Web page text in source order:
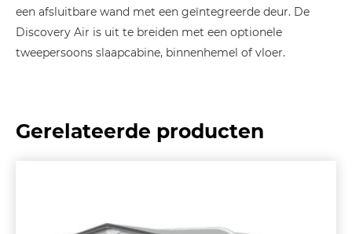
een afsluitbare wand met een geïntegreerde deur. De
Discovery Air is uit te breiden met een optionele
tweepersoons slaapcabine, binnenhemel of vloer.
Gerelateerde producten